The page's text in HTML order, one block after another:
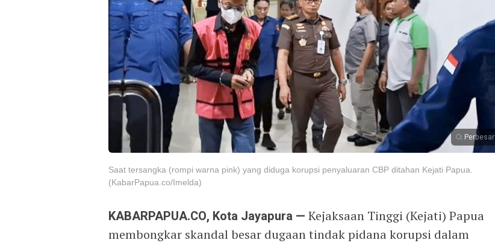
Perbesar
Saat tersangka (rompi warna pink) yang diduga korupsi penyaluaran CBP ditahan Kejati Papua.
(KabarPapua.co/Imelda)
KABARPAPUA.CO, Kota Jayapura — Kejaksaan Tinggi (Kejati) Papua
membongkar skandal besar dugaan tindak pidana korupsi dalam